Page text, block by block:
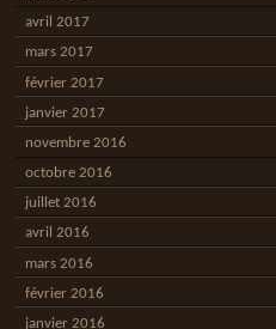
avril 2017
mars 2017
février 2017
janvier 2017
novembre 2016
octobre 2016
juillet 2016
avril 2016
mars 2016
février 2016
janvier 2016